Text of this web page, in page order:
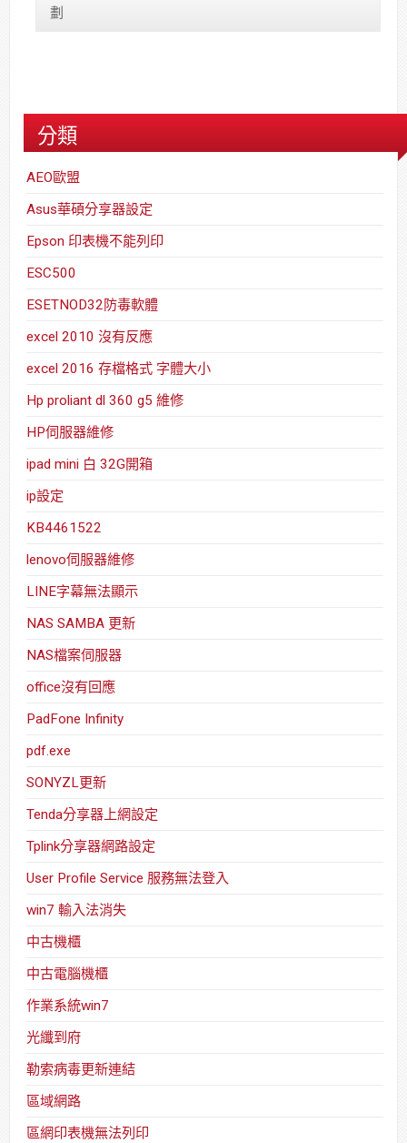
劃
分類
AEO歐盟
Asus華碩分享器設定
Epson 印表機不能列印
ESC500
ESETNOD32防毒軟體
excel 2010 沒有反應
excel 2016 存檔格式 字體大小
Hp proliant dl 360 g5 維修
HP伺服器維修
ipad mini 白 32G開箱
ip設定
KB4461522
lenovo伺服器維修
LINE字幕無法顯示
NAS SAMBA 更新
NAS檔案伺服器
office沒有回應
PadFone Infinity
pdf.exe
SONYZL更新
Tenda分享器上網設定
Tplink分享器網路設定
User Profile Service 服務無法登入
win7 輸入法消失
中古機櫃
中古電腦機櫃
作業系統win7
光纖到府
勒索病毒更新連結
區域網路
區網印表機無法列印